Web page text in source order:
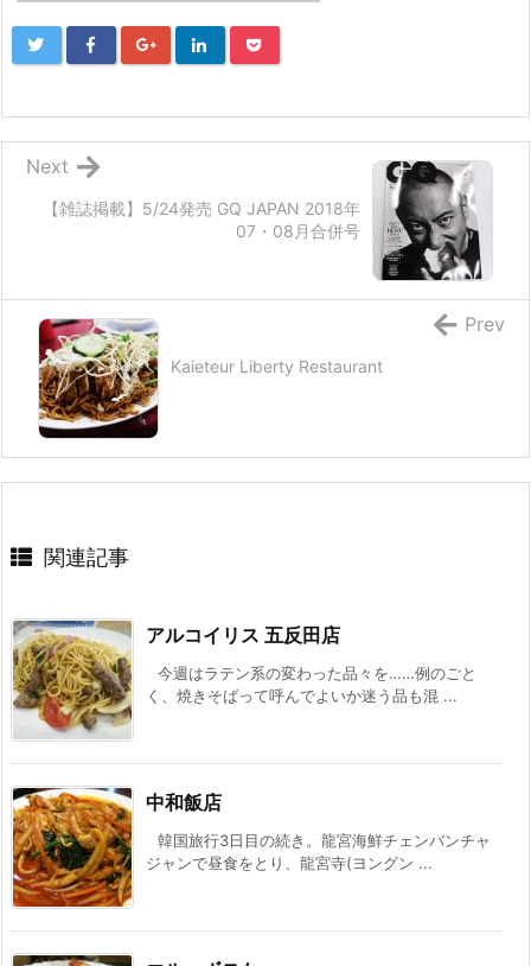
【雑誌掲載】5/24発売 GQ JAPAN 2018年
07・08月合併号
Next
Kaieteur Liberty Restaurant
Prev
関連記事
アルコイリス 五反田店
今週はラテン系の変わった品々を……例のごと
く、焼きそばって呼んでよいか迷う品も混 ...
中和飯店
韓国旅行3日目の続き。龍宮海鮮チェンバンチャ
ジャンで昼食をとり、龍宮寺(ヨングン ...